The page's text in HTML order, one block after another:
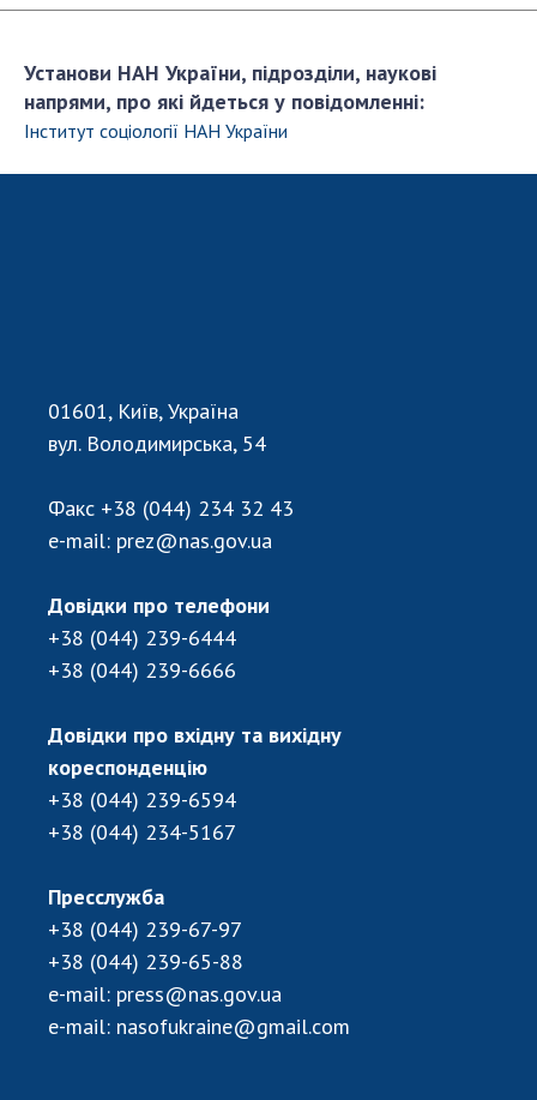
ЗАСІДАННЯ ПРЕЗИДІЇ НАН УКРАЇНИ
НАУКОВІ ВИДАННЯ
МЕДІА ПРО НАС
Установи НАН України, підрозділи, наукові
напрями, про які йдеться у повідомленні:
Інститут соціології НАН України
01601, Київ, Україна
вул. Володимирська, 54
Факс +38 (044) 234 32 43
e-mail: prez@nas.gov.ua
Довідки про телефони
+38 (044) 239-6444
+38 (044) 239-6666
Довідки про вхідну та вихідну
кореспонденцію
+38 (044) 239-6594
+38 (044) 234-5167
Пресслужба
+38 (044) 239-67-97
+38 (044) 239-65-88
e-mail: press@nas.gov.ua
e-mail: nasofukraine@gmail.com